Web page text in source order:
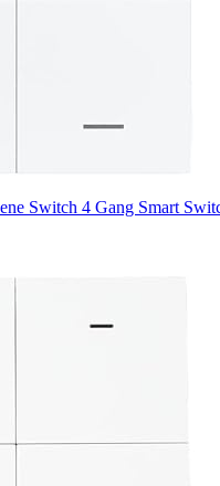
Switch 4 Gang Smart